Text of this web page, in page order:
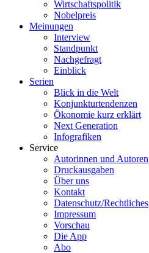
Wirtschaftspolitik
Nobelpreis
Meinungen
Interview
Standpunkt
Nachgefragt
Einblick
Serien
Blick in die Welt
Konjunkturtendenzen
Ökonomie kurz erklärt
Next Generation
Infografiken
Service
Autorinnen und Autoren
Druckausgaben
Über uns
Kontakt
Datenschutz/Rechtliches
Impressum
Vorschau
Die App
Abo